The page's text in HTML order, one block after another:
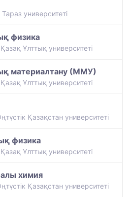
университеті
физика
Ұлттық университеті
материалтану (ММУ)
Ұлттық университеті
Қазақстан университеті
физика
Ұлттық университеті
химия
Қазақстан университеті